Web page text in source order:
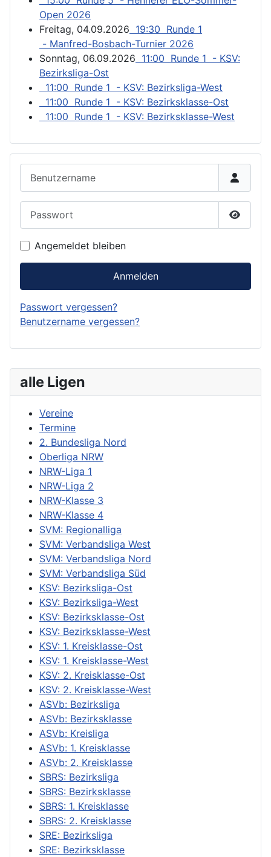
alle Ligen
Vereine
Termine
2. Bundesliga Nord
Oberliga NRW
NRW-Liga 1
NRW-Liga 2
NRW-Klasse 3
NRW-Klasse 4
SVM: Regionalliga
SVM: Verbandsliga West
SVM: Verbandsliga Nord
SVM: Verbandsliga Süd
KSV: Bezirksliga-Ost
KSV: Bezirksliga-West
KSV: Bezirksklasse-Ost
KSV: Bezirksklasse-West
KSV: 1. Kreisklasse-Ost
KSV: 1. Kreisklasse-West
KSV: 2. Kreisklasse-Ost
KSV: 2. Kreisklasse-West
ASVb: Bezirksliga
ASVb: Bezirksklasse
ASVb: Kreisliga
ASVb: 1. Kreisklasse
ASVb: 2. Kreisklasse
SBRS: Bezirksliga
SBRS: Bezirksklasse
SBRS: 1. Kreisklasse
SBRS: 2. Kreisklasse
SRE: Bezirksliga
SRE: Bezirksklasse
Open 2026
Freitag, 04.09.2026 19:30 Runde 1
- Manfred-Bosbach-Turnier 2026
Sonntag, 06.09.2026 11:00 Runde 1 - KSV:
Bezirksliga-Ost
11:00 Runde 1 - KSV: Bezirksliga-West
11:00 Runde 1 - KSV: Bezirksklasse-Ost
11:00 Runde 1 - KSV: Bezirksklasse-West
Angemeldet bleiben
Anmelden
Passwort vergessen?
Benutzername vergessen?